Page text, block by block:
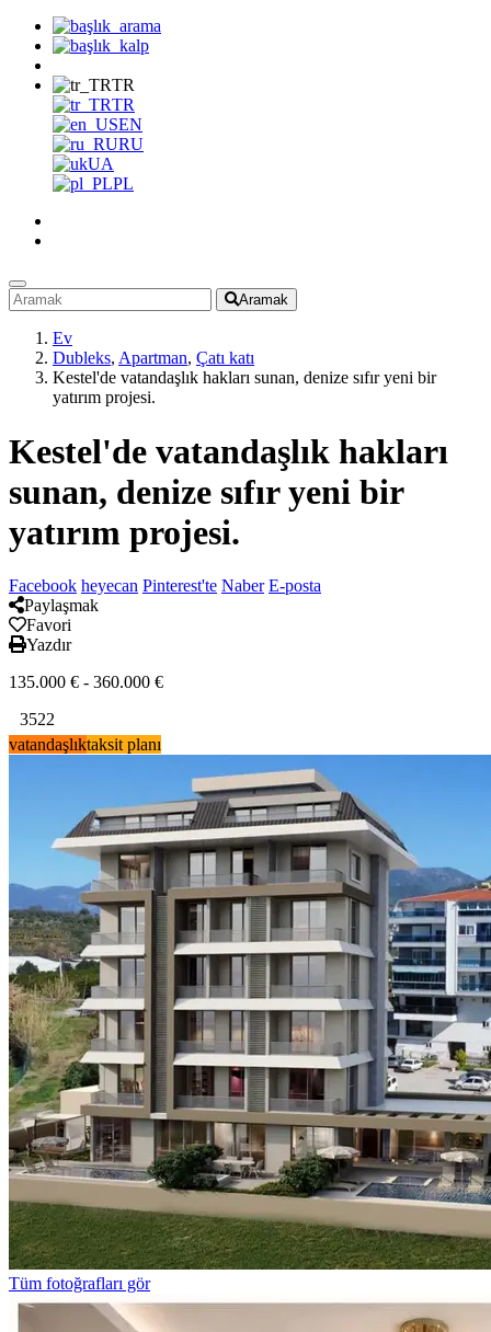
TR
TR
EN
RU
UA
PL
Aramak
Ev
Dubleks, Apartman, Çatı katı
Kestel'de vatandaşlık hakları sunan, denize sıfır yeni bir
yatırım projesi.
Kestel'de vatandaşlık hakları
sunan, denize sıfır yeni bir
yatırım projesi.
Facebook heyecan Pinterest'te Naber E-posta
Paylaşmak
Favori
Yazdır
135.000 € - 360.000 €
3522
vatandaşlıktaksit planı
Tüm fotoğrafları gör